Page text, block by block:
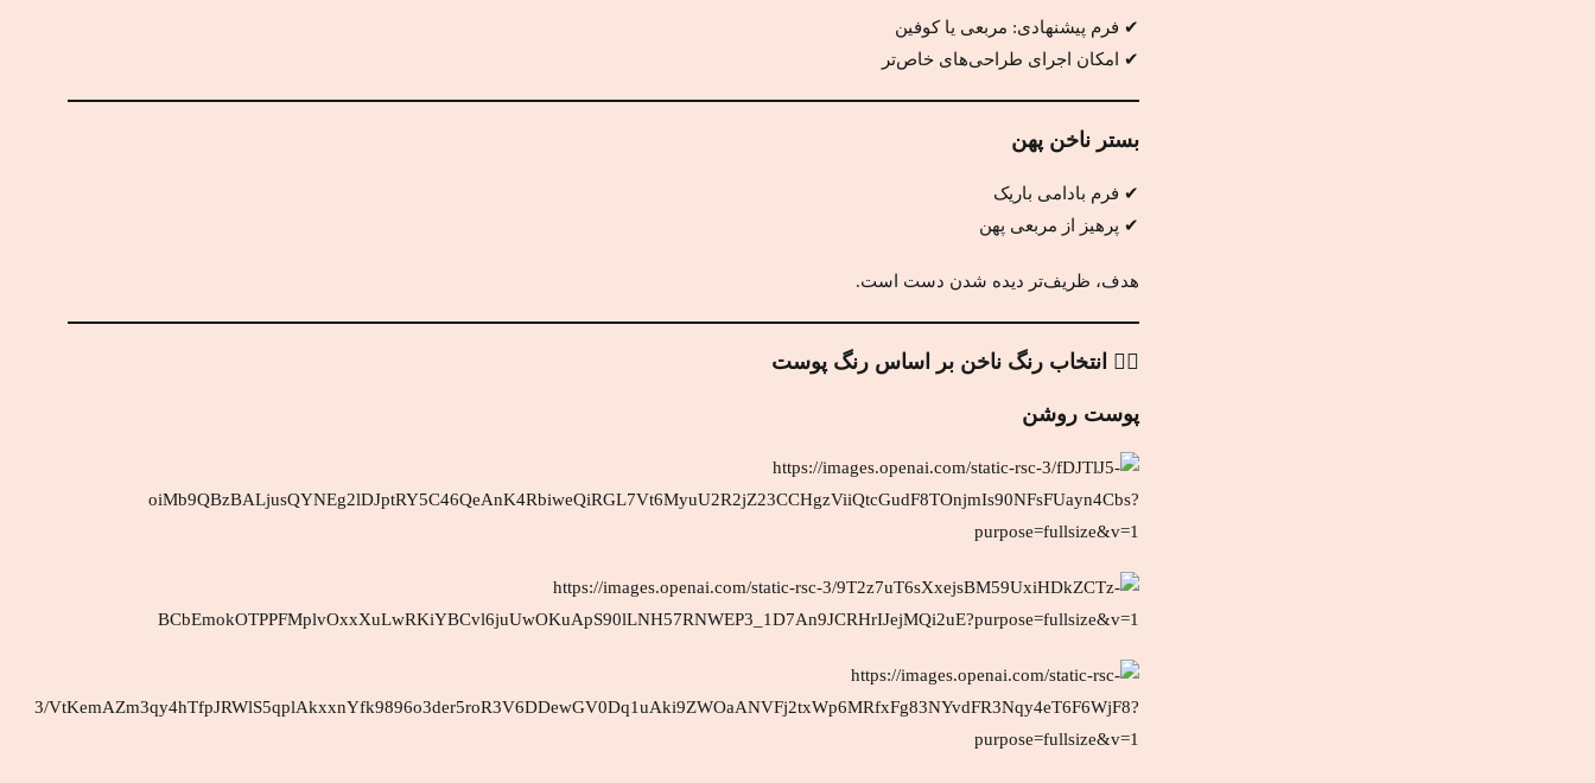
✔ فرم پیشنهادی: مربعی یا کوفین
✔ امکان اجرای طراحی‌های خاص‌تر
بستر ناخن پهن
✔ فرم بادامی باریک
✔ پرهیز از مربعی پهن
هدف، ظریف‌تر دیده شدن دست است.
۲️⃣ انتخاب رنگ ناخن بر اساس رنگ پوست
پوست روشن